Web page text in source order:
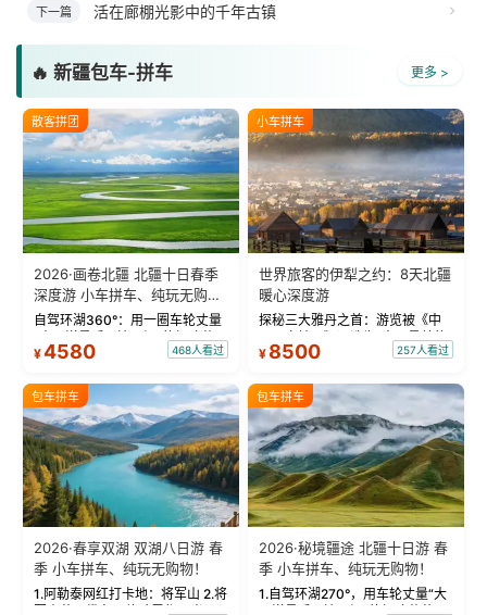
下一篇 活在廊棚光影中的千年古镇
🔥 新疆包车-拼车 更多 >
散客拼团
2026·画卷北疆 北疆十日春季
深度游 小车拼车、纯玩无购
物！
自驾环湖360°：用一圈车轮丈量
“大西洋最后一滴眼泪”的极致蔚
蓝。 赛湖旅拍：甄选多款风格服
绝美瞬间。 赛湖坦克300跟车视
频：专业摄影师...
¥4580 468人看过
小车拼车
世界旅客的伊犁之约：8天北疆
暖心深度游
探秘三大雅丹之首：游览被《中
国国家地理》评选为“中国最美的
三大雅丹”第一名的克拉玛依魔鬼
瓦人最大村落——禾木村，欣赏
晨雾与小木...
¥ 8500 257人看过
包车拼车
2026·春享双湖 双湖八日游 春
季 小车拼车、纯玩无购物！
1.阿勒泰网红打卡地：将军山 2.将
军山落日缆车，体验雪都风光 3.
包车拼车
2026·秘境疆途 北疆十日游 春
季 小车拼车、纯玩无购物！
1.自驾环湖270°，用车轮丈量“大
西洋最后一滴眼泪”的极致蔚蓝，